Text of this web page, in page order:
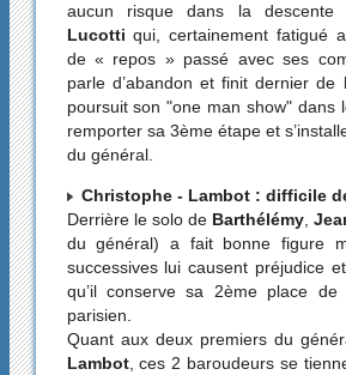
aucun risque dans la descente
Lucotti qui, certainement fatigué
de « repos » passé avec ses
parle d’abandon et finit dernier de
poursuit son "one man show" dans
remporter sa 3ème étape et
du général.
Christophe - Lambot : difficile
Derrière le solo deBarthélémy,
du général) a fait bonne figure
successives lui causent préjudice
qu’il conserve sa 2ème place de
parisien.
Quant aux deux premiers du
Lambot, ces 2 baroudeurs se